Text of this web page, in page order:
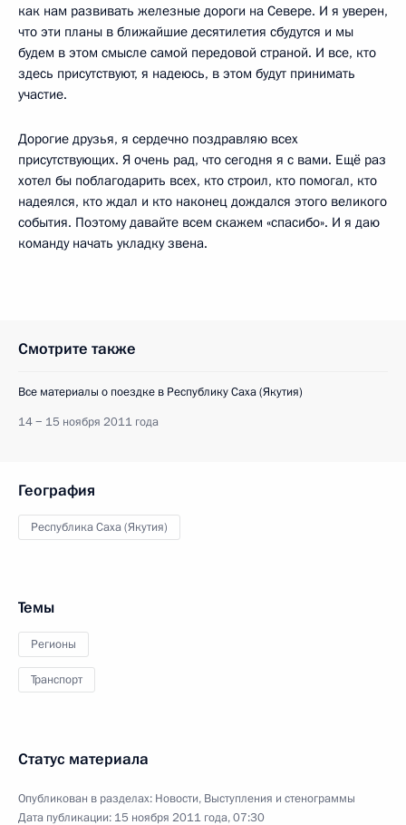
как нам развивать железные дороги на Севере. И я уверен,
что эти планы в ближайшие десятилетия сбудутся и мы
будем в этом смысле самой передовой страной. И все, кто
здесь присутствуют, я надеюсь, в этом будут принимать
участие.
Дорогие друзья, я сердечно поздравляю всех
присутствующих. Я очень рад, что сегодня я с вами. Ещё раз
хотел бы поблагодарить всех, кто строил, кто помогал, кто
надеялся, кто ждал и кто наконец дождался этого великого
события. Поэтому давайте всем скажем «спасибо». И я даю
команду начать укладку звена.
Смотрите также
Все материалы о поездке в Республику Саха (Якутия)
14 − 15 ноября 2011 года
География
Республика Саха (Якутия)
Темы
Регионы
Транспорт
Статус материала
Опубликован в разделах: Новости, Выступления и стенограммы
Дата публикации: 15 ноября 2011 года, 07:30